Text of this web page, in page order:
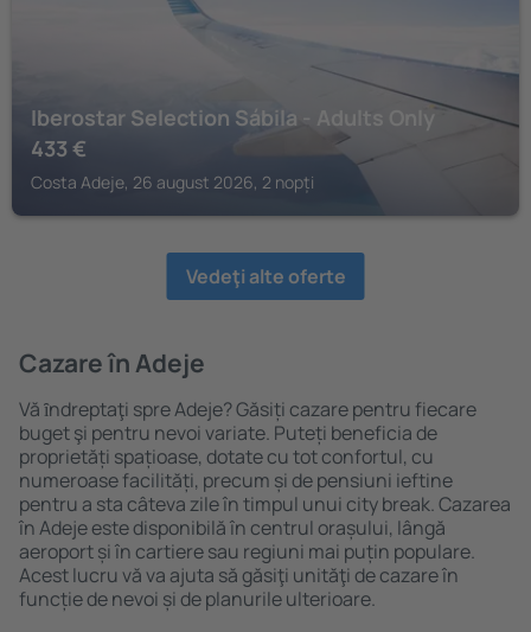
Iberostar Selection Sábila - Adults Only
433 €
Costa Adeje, 26 august 2026, 2 nopți
Vedeţi alte oferte
Cazare în Adeje
Vă ȋndreptaţi spre Adeje? Găsiți cazare pentru fiecare
buget şi pentru nevoi variate. Puteți beneficia de
proprietăți spațioase, dotate cu tot confortul, cu
numeroase facilități, precum și de pensiuni ieftine
pentru a sta câteva zile în timpul unui city break. Cazarea
în Adeje este disponibilă în centrul orașului, lângă
aeroport și în cartiere sau regiuni mai puțin populare.
Acest lucru vă va ajuta să găsiţi unităţi de cazare în
funcție de nevoi și de planurile ulterioare.